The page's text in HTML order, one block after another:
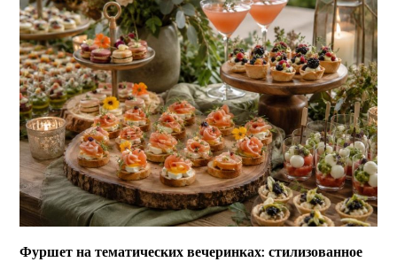
Фуршет на тематических вечеринках: стилизованное